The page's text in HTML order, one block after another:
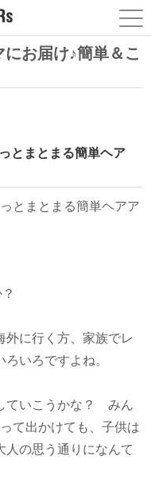
お届け♪簡単＆こ
とまとまる簡単ヘア
外に行く方、家族でレ
いろですよね。
ていこうかな？ みん
て出かけても、子供は
の思う通りになんて